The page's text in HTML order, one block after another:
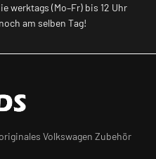
werktags (Mo–Fr) bis 12 Uhr
am selben Tag!
Volkswagen Zubehör